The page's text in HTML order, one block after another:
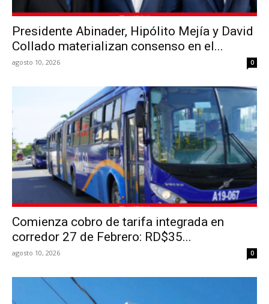
Presidente Abinader, Hipólito Mejía y David
Collado materializan consenso en el...
agosto 10, 2026 0
Comienza cobro de tarifa integrada en
corredor 27 de Febrero: RD$35...
agosto 10, 2026 0